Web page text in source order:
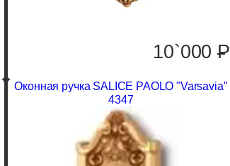
10`000P
Оконная ручка SALICE PAOLO "Varsavia"
4347